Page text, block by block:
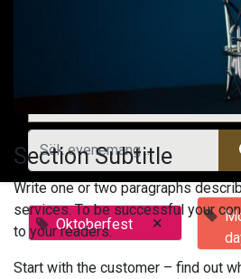
Tidigare evenemang
Oktoberfest ×
Section Subtitle
Write one or two paragraphs
services. To be successful your
to your readers.
Start with the customer – find out